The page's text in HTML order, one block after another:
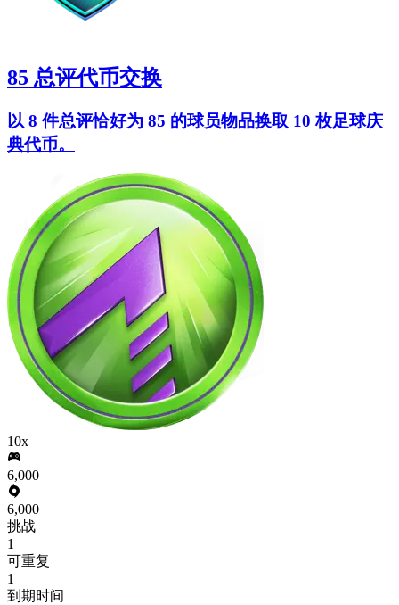
85 总评代币交换
以 8 件总评恰好为 85 的球员物品换取 10 枚足球庆
典代币。
10x
6,000
6,000
挑战
1
可重复
1
到期时间